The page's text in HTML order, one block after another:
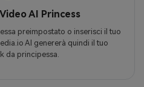
AI Princess
preimpostato o inserisci il tuo
AI genererà quindi il tuo
da principessa.